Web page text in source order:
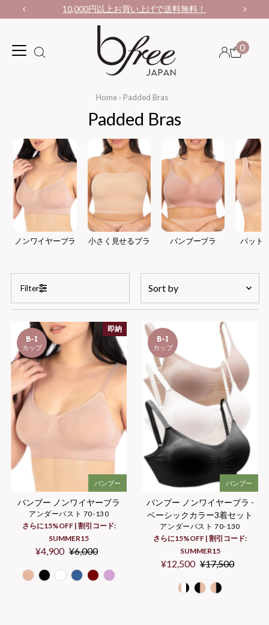
10,000円以上お買い上げで送料無料！
0
Home › Padded Bras
Padded Bras
ノンワイヤーブラ 小さく見せるブラ バンブーブラ パッド
Filter
by
Featured
Most relevant
Price, low to high
Price, high to low
B-I
カップ
即納
バンブー
バンブー ノンワイヤーブラ
アンダーバスト 70-130
さらに15%OFF | 割引コード:
SUMMER15
Sale
¥4,900 Regular
¥6,000
B-I
カップ
バンブー
バンブー ノンワイヤーブラ -
ベーシックカラー3着セット
アンダーバスト 70-130
さらに15%OFF | 割引コード:
SUMMER15
Sale
¥12,500 Regular
¥17,500